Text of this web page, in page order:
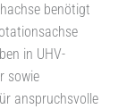
benötigt
in UHV-
sowie
anspruchsvolle